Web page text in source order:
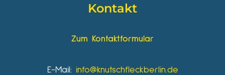
Kontakt
Zum Kontaktformular
E-Mail: info@knutschfleckberlin.de